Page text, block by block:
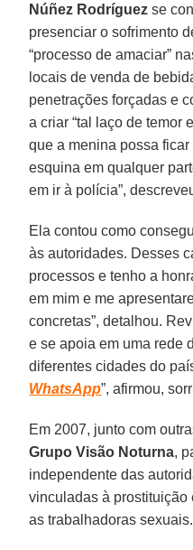
Núñez Rodríguez se
presenciar o sofrimento
“processo de amaciar”
locais de venda de
penetrações forçadas e
a criar “tal laço de temor
que a menina possa
esquina em qualquer
em ir à polícia”,
Ela contou como
às autoridades. Desses
processos e tenho a
em mim e me
concretas”, detalhou.
e se apoia em uma rede
diferentes cidades do
WhatsApp”, afirmou,
Em 2007, junto com
Grupo Visão Noturna,
independente das
vinculadas à prostituição
as trabalhadoras sexuais.